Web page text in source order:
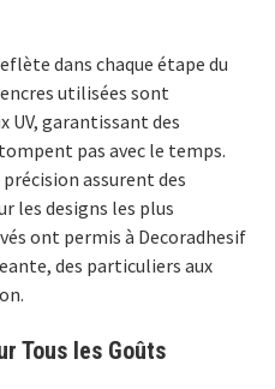
dans chaque étape du
utilisées sont
UV, garantissant des
pas avec le temps.
assurent des
les designs les plus
ont permis à Decoradhesif
des particuliers aux
Tous les Goûts